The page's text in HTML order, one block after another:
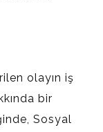
olayın iş
bir
Sosyal